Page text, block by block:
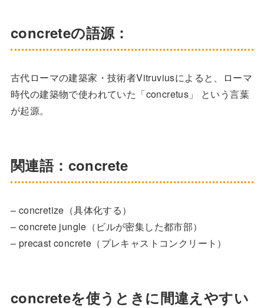
concreteの語源：
古代ローマの建築家・技術者Vitruviusによると、ローマ
時代の建築物で使われていた「concretus」 という言葉
が起源。
関連語：concrete
– concretize（具体化する）
– concrete jungle（ビルが密集した都市部）
– precast concrete（プレキャストコンクリート）
concreteを使うときに間違えやすい